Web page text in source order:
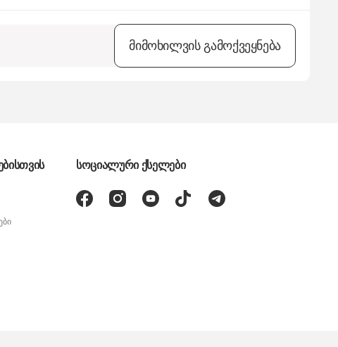
მიმოხილვის გამოქვეყნება
სოციალური ქსელები